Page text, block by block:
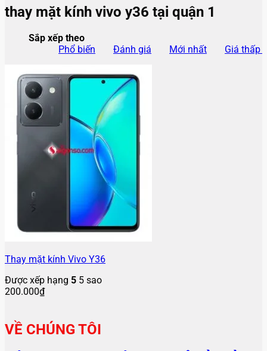
thay mặt kính vivo y36 tại quận 1
Sắp xếp theo
Phổ biến
Đánh giá Mới nhất Giá thấp
Thay mặt kính Vivo Y36
Được xếp hạng 5 5 sao
200.000₫
VỀ CHÚNG TÔI